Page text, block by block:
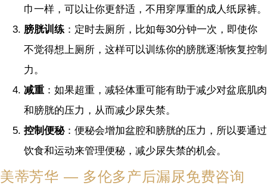
巾一样，可以让你更舒适，不用穿厚重的成人纸尿裤​​。
膀胱训练 ：定时去厕所，比如每30分钟一次，即使你
不觉得想上厕所，这样可以训练你的膀胱逐渐恢复控制
力​​。
减重 ：如果超重，减轻体重可能有助于减少对盆底肌肉
和膀胱的压力，从而减少尿失禁​​。
控制便秘：便秘会增加盆腔和膀胱的压力，所以要通过
饮食和运动来管理便秘，减少尿失禁的机会​​。
美蒂芳华 — 多伦多产后漏尿免费咨询